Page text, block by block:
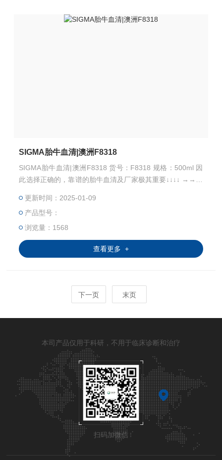
SIGMA胎牛血清|澳洲F8318
SIGMA胎牛血清|澳洲F8318 货号：F8318 规格：500ml 因
此选择正确的，靠谱的胎牛血清及厂家极其重要↓↓↓↓ →→→
更新时间：2025-01-09
产品型号：
浏览量：1568
查看更多 +
下一页 末页
本司产品仅用于科研，不用于临床诊断和治疗
扫码加微信